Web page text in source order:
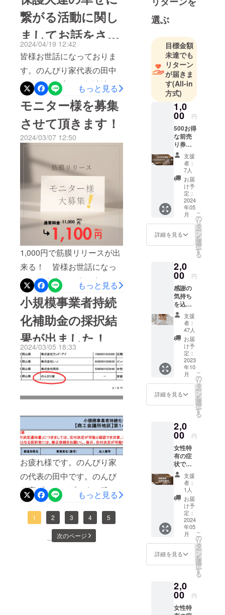
円引かせていただきます。
前売り券の有効期限（2027
年5月）まで4回施術提供の
ギフト
券ーーーーーーーーーーー
ーーーーーーーーーーこち
らは、マルシェor店舗・訪
問でご使用いただけます。1
回利用の場合は80分で全身
施術＋フェイスマルシェ時
にて使われる際や、4回に分
ける際は、20分×４有効期限
（2027年5月）まで交通費
参考価格※起点は岡山駅
※1km50円計算になります
例)15kmの場合は750円、往
復1500円その他、ご不明点
などございましたら、別途
ご連絡お願いいたします。
のんびり家 田中美来
力が取り柄の私が、行動で
きずに水面下で模索する期
間は、悔しさと不安に押し
つぶされそうになり、情緒
も不安定になっていまし
た。今回の導入に向け、私
は目の前の壁に対し、多く
の方から「不可能だ」「厳
しい」といった言葉を頂き
ました。無駄だと言われ、
諦めるよう促されたことも
あります。しかし、諦める
わけにはいかず、できる方
法を探しながら、こっそり
と導入に向けた準備を進め
ていきました。この期間、
まだ田中美来を知らない多
くの方々に、知らないから
こそ不安や不快感を与えて
しまったかもしれません。
また、失望された方もいる
かもしれません。やりたい
ことができず、動けない状
況にあって、「口だけだ」
と思われているかもしれな
いと考えると、とても悔し
かったです。身動きが取れ
ない現実が、私にとって本
当に苦しいものでした。こ
の度、メディセル機器の導
入が完了いたしましたが、
これに至るまでに想定以上
の時間がかかってしまいま
した。そのため、クラウド
ファンディングのリターン
が遅れてしまったこと、誠
に申し訳ございません。皆
様には多大なるご心配とご
迷惑をおかけしたこと、深
繋がる活動に関し
ましてお話をさせ
てください。
2024/04/19 12:42
皆様お世話になっておりま
す。のんびり家代表の田中
です。この度はご無沙汰し
てしまい申し訳ありませ
ん。そして、まずは初めに
モニター様募集からもうす
ぐ2ヶ月この度ご協力くださ
いました皆様、技術向上と
経験取得へのご協力誠にあ
りがとうございました。本
日は保護犬達の幸せに繋が
る活動に関しましてお話を
させてください。どういう
事かと言うと、私は”動物達
の幸せに繋がるサロン"を
オープンする為に皆様から
支援を頂きました。しか
し、実際には、オープンさ
せる事に夢中で、”動物達の
幸せに繋げれる"部分を見
失っていたんだと、今回気
付き、考えの甘さや、計画
の杜撰さを、心から反省し
ております。実際のんびり
家は６月オープンですが、
げれるサロンではありませ
ん。だからこそ、今回、ク
ラファンで頂きました、お
金は動物の活動ができる状
態になり改めて、活用させ
てほしいと考えておりま
す。私の考えが甘すぎ計画
が杜撰だった為に、動物の
幸せに繋がる活動に進むま
もっと見る
モニター様を募集
させて頂きます！
2024/03/07 12:50
1,000円で筋膜リリースが出
来る！ 皆様お世話になっ
ております。いよいよ、の
んびり家プレOpenまで残り
51日となりました。（プレ
オープンは4月28日の予定で
す！！）そして、今回プレ
に向けた施術の練習にお付
き合いをしていただけるモ
ニター様を募集させていた
だくことにしましたのでご
させていただきました。※今
回のモニター施術は、クラ
ファンのリターンとは別に
なっておりリターンの施術
は、Open後（6月以降）行
わせて頂きますので、ご理
解いただけますと幸いで
す。ーーー注意事項ーーー
専用の機械を用いた施術で
もっと見る
小規模事業者持続
化補助金の採択結
果が出ました！
2024/03/05 18:33
お疲れ様です。のんびり家
の代表の田中です。のんび
り家プレオープンまで残り
1ヶ月近くになりまた。今日
は、小規模事業者持続化補
助金の採択が下りましたの
もっと見る
1 2 3 4 5
... 次のページ
選ぶ
目標金額
未達でも
リターン
が届きま
す(All-in
方式)
1,0
00 円
500お得
な前売
り券！
（まと
めての
ご使用
も可
能） 券
の枚数
に制限
はござ
いませ
んの
で、こ
の機会
にまと
手して
おい
て、美
容ライ
フを定
期的に
お得に
始めま
しょう
♡ 利用
時に、
前売り
券のご
提示を
してい
ただき
ます
offさせ
て頂き
ます。
（同時
使用あ
り） ご
提示い
ただく
前売り
券につ
きまし
ては、
公式
LINEか
ら送ら
せて頂
きま
次お届
け） ー
注意
点ー ご
支援
者：
7人
お届
け予
定：
2024
年05
月
詳細を見る
こ
の
リ
タ
ー
ン
を
選
択
す
る
2,0
00 円
感謝の
気持ち
を込め
た込め
た手紙
をお送
りしま
す 物や
チケッ
トは入
らない
よ〜と
いう方
は、お
気持ち
でコチ
んで頂
けると
嬉しい
です(*
´╰╯`๓)
♬ 手紙
の発送
は、ご
支援後
順次送
らせて
頂きま
す。
支援
者：
47人
お届
け予
定：
2023
年10
月
詳細を見る
こ
の
リ
タ
ー
ン
を
選
択
す
る
2,0
00 円
女性特
有の症
状であ
る、む
くみ・
冷え
性・肩
こり・
腰痛・
膝痛・
頭痛・
生理痛
などの
不定愁
訴へア
プロー
身体の
バラン
スを整
え、血
支援
者：
1人
お届
け予
定：
2024
年05
月
詳細を見る
こ
の
リ
タ
ー
ン
を
選
択
す
る
2,0
00 円
女性特